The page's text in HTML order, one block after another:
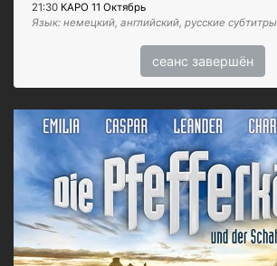
21:30 КАРО 11 Октябрь
Язык: немецкий, английский, русские субтитры
сеанс завершён